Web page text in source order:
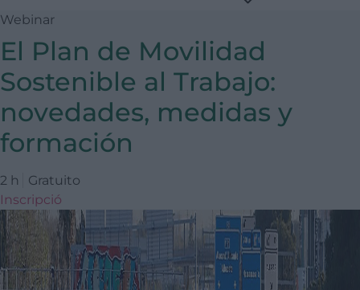
Webinar
El Plan de Movilidad
Sostenible al Trabajo:
novedades, medidas y
formación
2 h
Gratuito
Inscripció